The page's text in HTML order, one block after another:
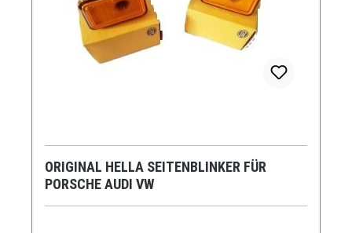
ORIGINAL HELLA SEITENBLINKER FÜR
PORSCHE AUDI VW